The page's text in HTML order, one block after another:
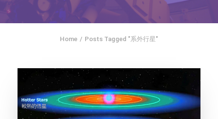
SEARCH
社交平台
字型大小
Home Posts Tagged "系外行星"